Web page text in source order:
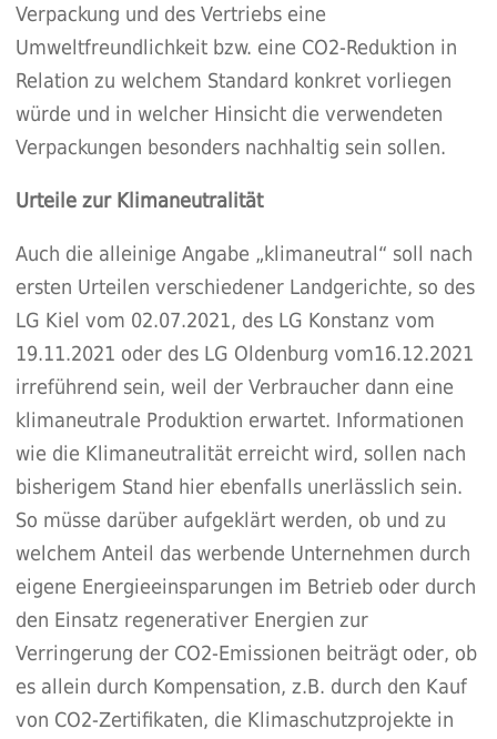
Verpackung und des Vertriebs eine
Umweltfreundlichkeit bzw. eine CO2-Reduktion in
Relation zu welchem Standard konkret vorliegen
würde und in welcher Hinsicht die verwendeten
Verpackungen besonders nachhaltig sein sollen.
Urteile zur Klimaneutralität
Auch die alleinige Angabe „klimaneutral“ soll nach
ersten Urteilen verschiedener Landgerichte, so des
LG Kiel vom 02.07.2021, des LG Konstanz vom
19.11.2021 oder des LG Oldenburg vom16.12.2021
irreführend sein, weil der Verbraucher dann eine
klimaneutrale Produktion erwartet. Informationen
wie die Klimaneutralität erreicht wird, sollen nach
bisherigem Stand hier ebenfalls unerlässlich sein.
So müsse darüber aufgeklärt werden, ob und zu
welchem Anteil das werbende Unternehmen durch
eigene Energieeinsparungen im Betrieb oder durch
den Einsatz regenerativer Energien zur
Verringerung der CO2-Emissionen beiträgt oder, ob
es allein durch Kompensation, z.B. durch den Kauf
von CO2-Zertifikaten, die Klimaschutzprojekte in